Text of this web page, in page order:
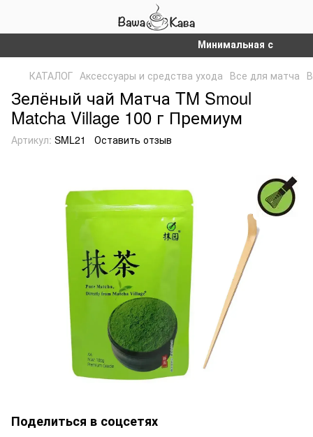
Минимальная сумма
КАТАЛОГ Аксессуары и средства ухода Все для матча
Зелёный чай Матча TM Smoul
Matcha Village 100 г Премиум
Артикул: SML21 Оставить отзыв
Поделиться в соцсетях